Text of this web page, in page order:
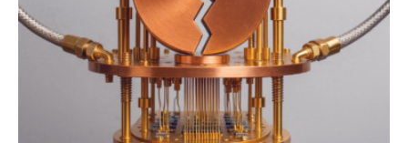
internationaler Partner der entscheidende Durchbruch:
Der lange diskutierte Thorium-Kernübergang wurde
gefunden. Kurz darauf konnte man zeigen, dass sich
Thorium tatsächlich nutzen lässt, um hochpräzise…